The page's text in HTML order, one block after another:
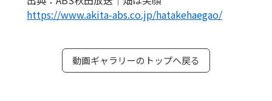
https://www.akita-abs.co.jp/hatakehaegao/
動画ギャラリーのトップへ戻る